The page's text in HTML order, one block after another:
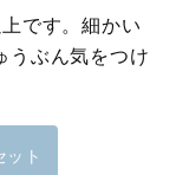
です。細かい
うぶん気をつけ
ト